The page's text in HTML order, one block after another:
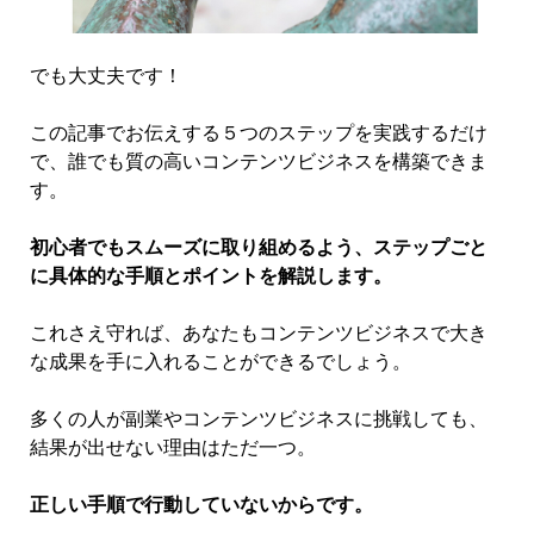
でも大丈夫です！
この記事でお伝えする５つのステップを実践するだけ
で、誰でも質の高いコンテンツビジネスを構築できま
す。
初心者でもスムーズに取り組めるよう、ステップごと
に具体的な手順とポイントを解説します。
これさえ守れば、あなたもコンテンツビジネスで大き
な成果を手に入れることができるでしょう。
多くの人が副業やコンテンツビジネスに挑戦しても、
結果が出せない理由はただ一つ。
正しい手順で行動していないからです。